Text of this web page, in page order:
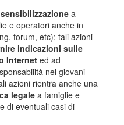
a
e operatori anche in
forum, etc); tali azioni
indicazioni sulle
Internet ed ad
nei giovani
azioni rientra anche una
legale a famiglie e
di eventuali casi di